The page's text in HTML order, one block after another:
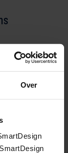
Over
SmartDesign